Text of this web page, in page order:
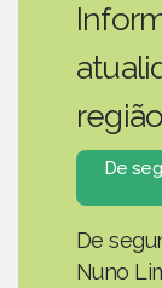
região
De
De
Nuno